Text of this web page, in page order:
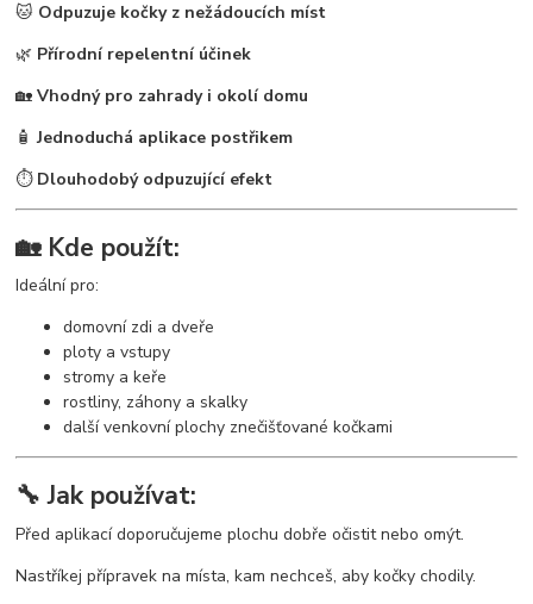
🐱 Odpuzuje kočky z nežádoucích míst
🌿 Přírodní repelentní účinek
🏡Vhodný pro zahrady i okolí domu
🧴Jednoduchá aplikace postřikem
⏱️ Dlouhodobý odpuzující efekt
🏡 Kde použít:
Ideální pro:
domovní zdi a dveře
ploty a vstupy
stromy a keře
rostliny, záhony a skalky
další venkovní plochy znečišťované kočkami
🔧 Jak používat:
Před aplikací doporučujeme plochu dobře očistit nebo omýt.
Nastříkej přípravek na místa, kam nechceš, aby kočky chodily.